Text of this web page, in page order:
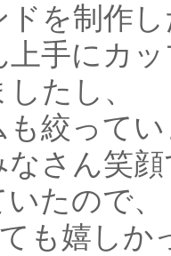
ドを制作
上手にカ
たし、
も絞って
なさん笑
たので、
も嬉し